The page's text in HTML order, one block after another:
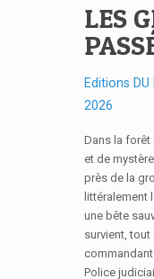
LES
Editions DU
2026
Dans la forêt
et de
près de la
littéralement
une bête
survient, tout
Police